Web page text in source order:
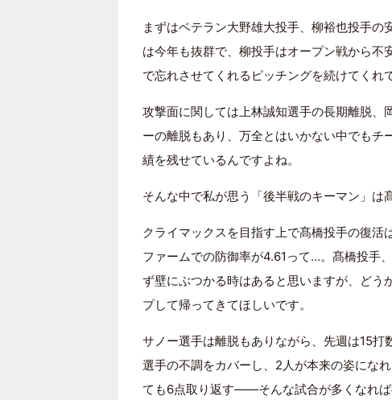
まずはベテラン大野雄大投手、柳裕也投手
は今年も抜群で、柳投手はオープン戦から
で忘れさせてくれるピッチングを続けてくれ
攻撃面に関しては上林誠知選手の長期離脱
ーの離脱もあり、万全とはいかない中でも
績を残せているんですよね。
そんな中で私が思う「後半戦のキーマン」は
クライマックスを目指す上で髙橋投手の復活
ファームでの防御率が4.61って…。髙橋投手
ず壁にぶつかる時はあると思いますが、どう
プして帰ってきてほしいです。
サノー選手は離脱もありながら、先週は15
選手の不調をカバーし、2人が本来の姿にな
ても6点取り返す――そんな試合が多くなれば